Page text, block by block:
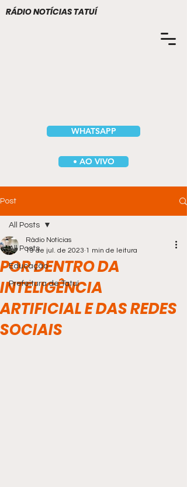
WHATSAPP
RÁDIO NOTÍCIAS TATUÍ
• AO VIVO
Post
All Posts
Educação
Prefeitura de Tatuí
All Posts
POR DENTRO DA
INTELIGÊNCIA
ARTIFICIAL E DAS REDES
SOCIAIS
Rádio Notícias
19 de jul. de 2023 1 min de leitura